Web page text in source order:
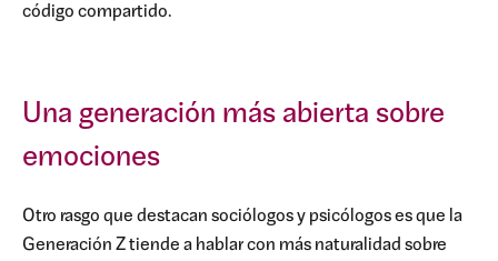
código compartido.
Una generación más abierta sobre
emociones
Otro rasgo que destacan sociólogos y psicólogos es que la
Generación Z tiende a hablar con más naturalidad sobre